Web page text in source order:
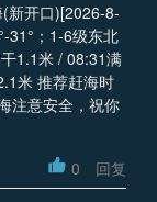
新开口)[2026-8-
31°；1-6级东北
1.1米 / 08:31满
米 推荐赶海时
0 回复